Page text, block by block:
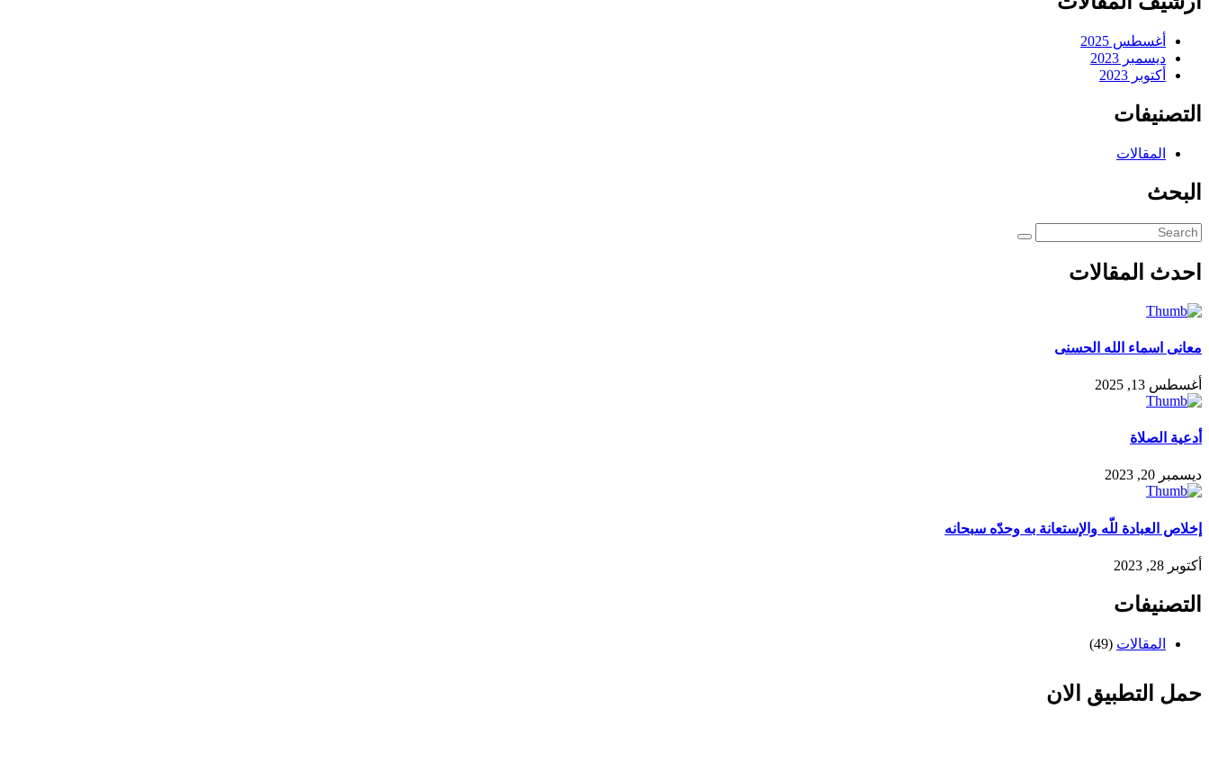
أغسطس 2025
ديسمبر 2023
أكتوبر 2023
التصنيفات
المقالات
البحث
احدث المقالات
معانى اسماء الله الحسنى
أغسطس 13, 2025
أدعية الصلاة
ديسمبر 20, 2023
إخلاص العبادة للّه والإستعانة به وحدّه سبحانه
أكتوبر 28, 2023
التصنيفات
المقالات (49)
حمل التطبيق الان